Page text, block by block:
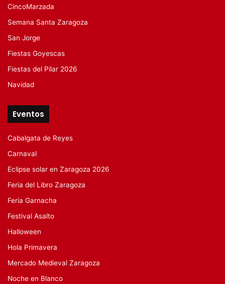
CincoMarzada
Semana Santa Zaragoza
San Jorge
Fiestas Goyescas
Fiestas del Pilar 2026
Navidad
Eventos
Cabalgata de Reyes
Carnaval
Eclipse solar en Zaragoza 2026
Feria del Libro Zaragoza
Feria Garnacha
Festival Asalto
Halloween
Hola Primavera
Mercado Medieval Zaragoza
Noche en Blanco